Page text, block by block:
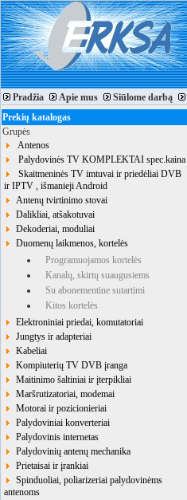
Pradžia Apie mus Siūlome darbą
Prekių katalogas
Grupės
Antenos
Palydovinės TV KOMPLEKTAI spec.kaina
Skaitmeninės TV imtuvai ir priedėliai DVB
ir IPTV , išmanieji Android
Antenų tvirtinimo stovai
Dalikliai, atšakotuvai
Dekoderiai, moduliai
Duomenų laikmenos, kortelės
Programuojamos kortelės
Kanalų, skirtų suaugusiems
Su abonementine sutartimi
Kitos kortelės
Elektroniniai priedai, komutatoriai
Jungtys ir adapteriai
Kabeliai
Kompiuterių TV DVB įranga
Maitinimo šaltiniai ir įterpikliai
Maršrutizatoriai, modemai
Motorai ir pozicionieriai
Palydoviniai konverteriai
Palydovinis internetas
Palydovinių antenų mechanika
Prietaisai ir įrankiai
Spinduoliai, poliarizeriai palydovinėms
antenoms